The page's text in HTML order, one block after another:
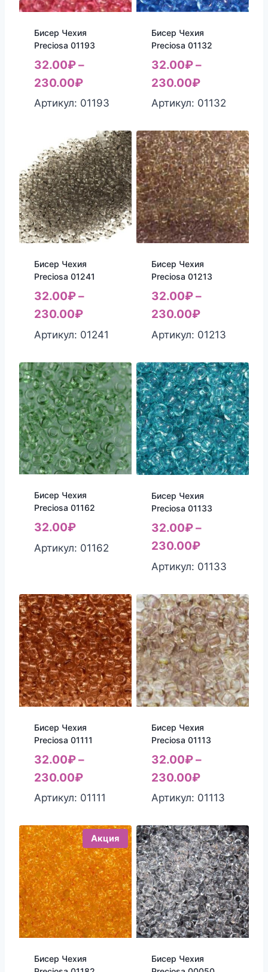
Бисер Чехия
Preciosa 01193
32.00₽–
230.00₽
Артикул: 01193
Бисер Чехия
Preciosa 01132
32.00₽–
230.00₽
Артикул: 01132
Бисер Чехия
Preciosa 01241
32.00₽–
230.00₽
Артикул: 01241
Бисер Чехия
Preciosa 01213
32.00₽–
230.00₽
Артикул: 01213
Бисер Чехия
Preciosa 01162
32.00₽
Артикул: 01162
Бисер Чехия
Preciosa 01133
32.00₽–
230.00₽
Артикул: 01133
Бисер Чехия
Preciosa 01111
32.00₽–
230.00₽
Артикул: 01111
Бисер Чехия
Preciosa 01113
32.00₽–
230.00₽
Артикул: 01113
Акция
Бисер Чехия
Бисер Чехия